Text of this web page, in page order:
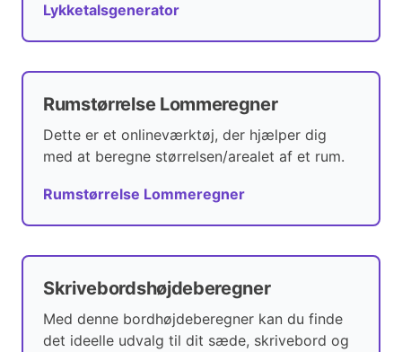
Lykketalsgenerator
Rumstørrelse Lommeregner
Dette er et onlineværktøj, der hjælper dig
med at beregne størrelsen/arealet af et rum.
Rumstørrelse Lommeregner
Skrivebordshøjdeberegner
Med denne bordhøjdeberegner kan du finde
det ideelle udvalg til dit sæde, skrivebord og